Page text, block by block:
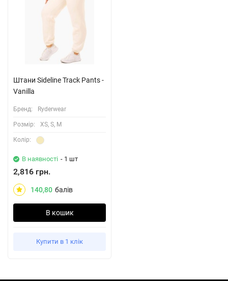
Штани Sideline Track Pants -
Vanilla
Бренд: Ryderwear
Розмiр: XS, S, M
Колiр:
В наявності - 1 шт
2,816 грн.
140,80 балів
В кошик
Купити в 1 клік